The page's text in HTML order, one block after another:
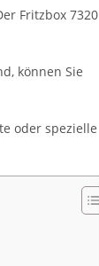
Fritzbox 7320
können Sie
oder spezielle